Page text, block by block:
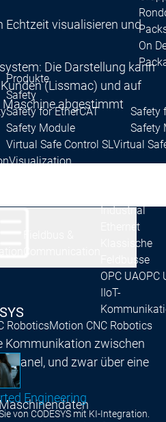
On
Produkte
Safety
Safety for EtherCAT
Safety Module
Safety
Safety
Virtual Safe Control SLVirtual
Visualization
Industrial
Ethernet
Klassische
Feldbusse
OPC UAOPC
IIoT-
RoboticsMotion CNC Robotics
Engineering
von CODESYS mit KI-Integration.
Echtzeit visualisieren und
Die Darstellung kann
(Lissmac) und auf
Maschine abgestimmt
Kommunikation zwischen
Panel, und zwar über eine